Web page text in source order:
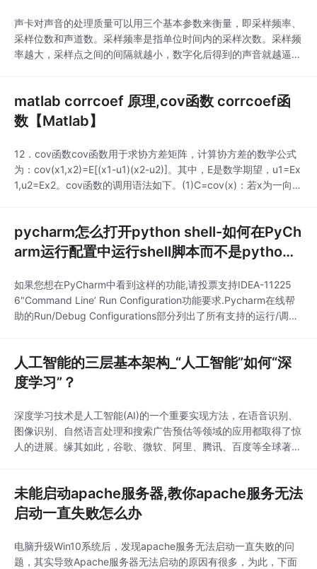
声卡对声音的处理质量可以用三个基本参数来衡量，即采样频率、
采样位数和声道数。采样频率是指单位时间内的采样次数。采样频
率越大，采样点之间的间隔就越小，数字化后得到的声音就越逼
大小的位数。采样位数通常有8bits或16bits两种，采样位数越
大，所能记录声音的变化度就
matlab corrcoef 原理,cov函数 corrcoef函
数【Matlab】
12．cov函数cov函数用于求协方差矩阵，计算协方差的数学公式
为：cov(x1,x2)=E[(x1-u1)(x2-u2)]。其中，E是数学期望，u1=Ex
1,u2=Ex2。cov函数的调用语法如下。(1)C=cov(x)：若x为一向
求x、y具有相等的元素个数。如果x、
pycharm怎么打开python shell-如何在PyCh
arm运行配置中运行shell脚本而不是pytho
如果您想在PyCharm中看到这样的功能,请投票支持IDEA-11225
6"Command Line’ Run Configuration功能要求.Pycharm在线帮
助的Run/Debug Configurations部分列出了所有支持的运行/调试
加支持
人工智能的三层基本架构_“人工智能”如何“深
度学习”？
深度学习技术是人工智能(AI)的一个重要实现方法，在语音识别、
图像识别、自然语言处理和搜索广告预估等领域的应用都取得了惊
人的进展。缘其如此，谷歌、微软、阿里、腾讯、百度等全球著名
涉足深度学习领域，大量以深度学习为核心技术的创业公司涌现。
可以想象在不久的未来，以深度学习为代表的人工智能
未能启动apache服务器,教你apache服务无法
启动一直失败怎么办
电脑升级Win10系统后，发现apache服务无法启动一直失败的问
题，其实导致Apache服务器无法启动的原因有很多，为此，下面